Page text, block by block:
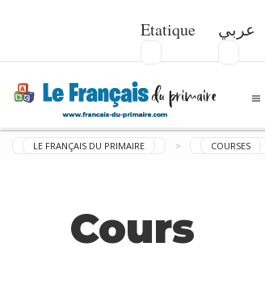
Etatique عربي
LE FRANÇAIS DU PRIMAIRE > COURSES
Cours